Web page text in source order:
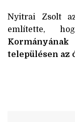
Nyitrai Zsolt
említette,
településen az